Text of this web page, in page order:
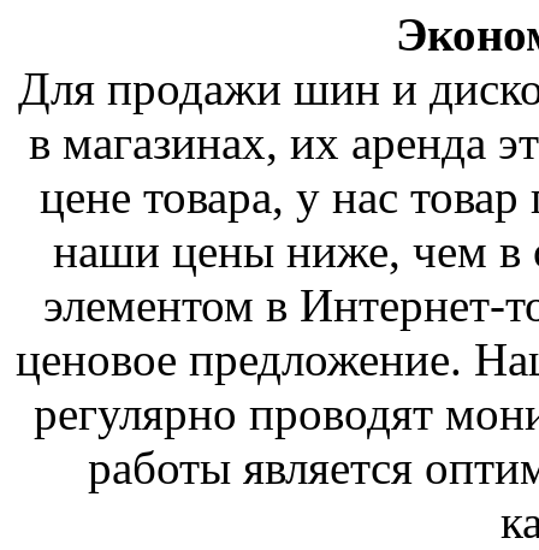
Для продажи шин и
в магазинах, их аренда
цене товара, у нас
наши цены ниже, чем
элементом в Интернет-
ценовое предложение.
регулярно проводят
работы является